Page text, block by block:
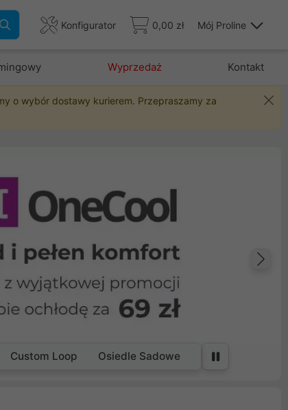
Konfigurator 0,00 zł Mój Proline
Wyprzedaż Kontakt
o wybór dostawy kurierem. Przepraszamy za
Custom Loop Osiedle Sadowe